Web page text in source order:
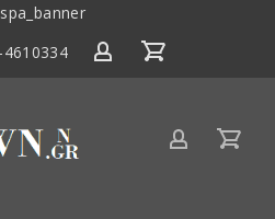
4610334